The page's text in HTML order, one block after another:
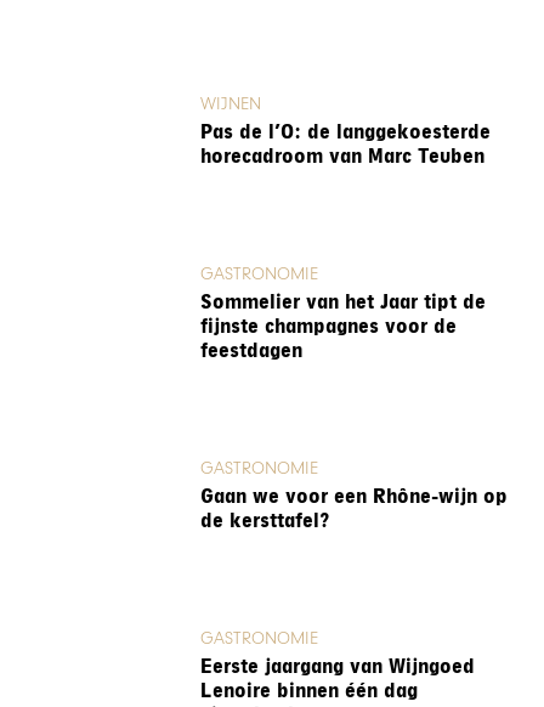
WIJNEN
Pas de l’O: de langgekoesterde
horecadroom van Marc Teuben
GASTRONOMIE
Sommelier van het Jaar tipt de
fijnste champagnes voor de
feestdagen
GASTRONOMIE
Gaan we voor een Rhône-wijn op
de kersttafel?
GASTRONOMIE
Eerste jaargang van Wijngoed
Lenoire binnen één dag